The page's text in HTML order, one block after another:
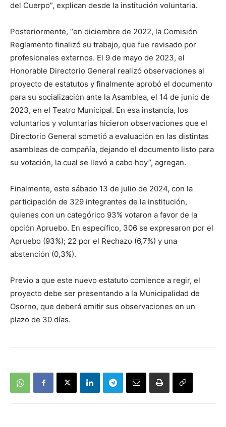
del Cuerpo”, explican desde la institución voluntaria.
Posteriormente, “en diciembre de 2022, la Comisión
Reglamento finalizó su trabajo, que fue revisado por
profesionales externos. El 9 de mayo de 2023, el
Honorable Directorio General realizó observaciones al
proyecto de estatutos y finalmente aprobó el documento
para su socialización ante la Asamblea, el 14 de junio de
2023, en el Teatro Municipal. En esa instancia, los
voluntarios y voluntarias hicieron observaciones que el
Directorio General sometió a evaluación en las distintas
asambleas de compañía, dejando el documento listo para
su votación, la cual se llevó a cabo hoy”, agregan.
Finalmente, este sábado 13 de julio de 2024, con la
participación de 329 integrantes de la institución,
quienes con un categórico 93% votaron a favor de la
opción Apruebo. En específico, 306 se expresaron por el
Apruebo (93%); 22 por el Rechazo (6,7%) y una
abstención (0,3%).
Previo a que este nuevo estatuto comience a regir, el
proyecto debe ser presentando a la Municipalidad de
Osorno, que deberá emitir sus observaciones en un
plazo de 30 días.